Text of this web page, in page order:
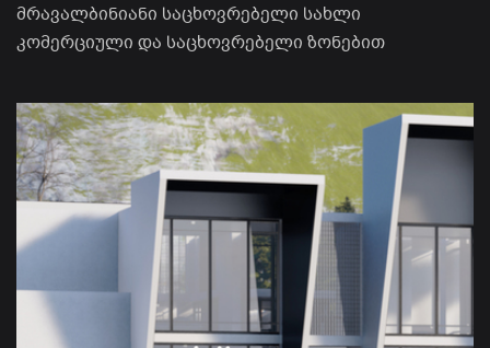
მრავალბინიანი საცხოვრებელი სახლი
კომერციული და საცხოვრებელი ზონებით